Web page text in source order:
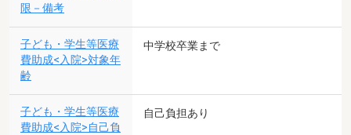
限－備考
子ども・学生等医療
費助成<入院>対象年
齢
中学校卒業まで
子ども・学生等医療
費助成<入院>自己負
自己負担あり